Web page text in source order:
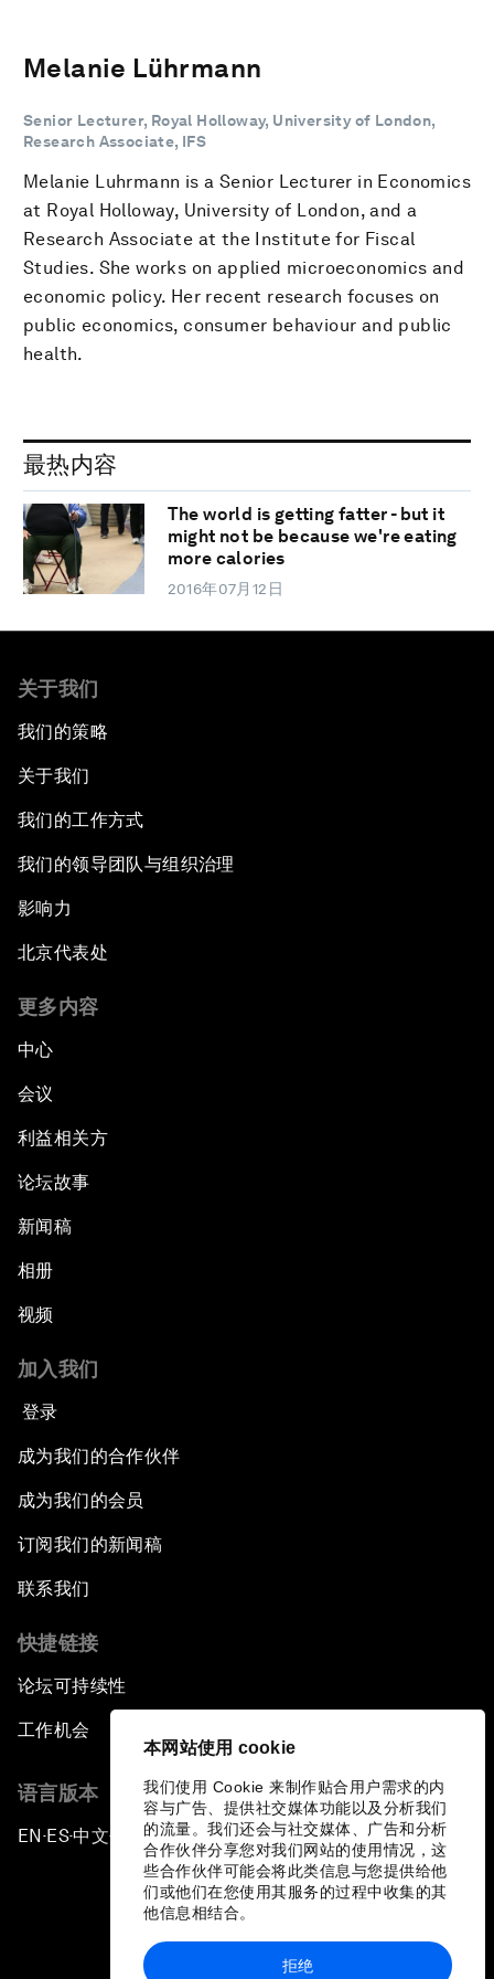
本网站使用 cookie
我们使用 Cookie 来制作贴合用户需求的内
容与广告、提供社交媒体功能以及分析我们
的流量。我们还会与社交媒体、广告和分析
合作伙伴分享您对我们网站的使用情况，这
些合作伙伴可能会将此类信息与您提供给他
们或他们在您使用其服务的过程中收集的其
他信息相结合。
拒绝
Melanie Lührmann
Senior Lecturer, Royal Holloway, University of London,
Research Associate, IFS
Melanie Luhrmann is a Senior Lecturer in Economics
at Royal Holloway, University of London, and a
Research Associate at the Institute for Fiscal
Studies. She works on applied microeconomics and
economic policy. Her recent research focuses on
public economics, consumer behaviour and public
health.
最热内容
The world is getting fatter - but it
might not be because we're eating
more calories
2016年07月12日
关于我们
我们的策略
关于我们
我们的工作方式
我们的领导团队与组织治理
影响力
北京代表处
更多内容
中心
会议
利益相关方
论坛故事
新闻稿
相册
视频
加入我们
登录
成为我们的合作伙伴
成为我们的会员
订阅我们的新闻稿
联系我们
快捷链接
论坛可持续性
工作机会
语言版本
EN ▪ ES▪中文▪ 日本語